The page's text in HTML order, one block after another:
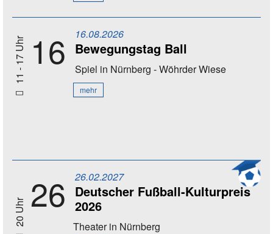
11 - 17 Uhr 16 16.08.2026
Bewegungstag Ball
Spiel in Nürnberg - Wöhrder Wiese
mehr
20 Uhr 26 26.02.2027
Deutscher Fußball-Kulturpreis
2026
Theaterin Nürnberg